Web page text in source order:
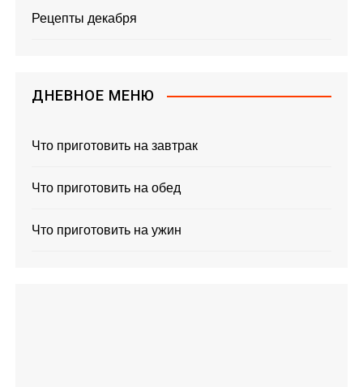
Рецепты декабря
ДНЕВНОЕ МЕНЮ
Что приготовить на завтрак
Что приготовить на обед
Что приготовить на ужин